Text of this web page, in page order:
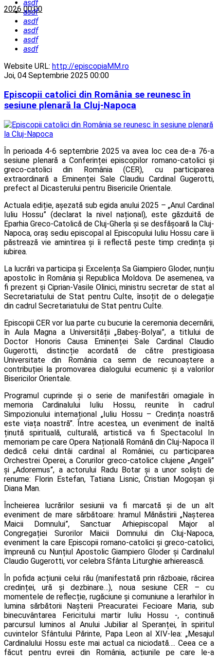
2026 00:00
asdf
asdf
asdf
asdf
asdf
asdf
Website URL: http://episcopiaMM.ro
Joi, 04 Septembrie 2025 00:00
Episcopii catolici din România se reunesc în
sesiune plenară la Cluj-Napoca
În perioada 4-6 septembrie 2025 va avea loc cea de-a 76-a
sesiune plenară a Conferinței episcopilor romano-catolici și
greco-catolici din România (CER), cu participarea
extraordinară a Eminenței Sale Claudiu Cardinal Gugerotti,
prefect al Dicasterului pentru Bisericile Orientale.
Actuala ediție, așezată sub egida anului 2025 – „Anul Cardinal
Iuliu Hossu” (declarat la nivel național), este găzduită de
Eparhia Greco-Catolică de Cluj-Gherla și se desfășoară la Cluj-
Napoca, oraș sediu episcopal al Episcopului Iuliu Hossu care îi
păstrează vie amintirea și îi reflectă peste timp credința și
iubirea.
La lucrări va participa şi Excelența Sa Giampiero Gloder, nunțiu
apostolic în România și Republica Moldova. De asemenea, va
fi prezent și Ciprian-Vasile Olinici, ministru secretar de stat al
Secretariatului de Stat pentru Culte, însoțit de o delegație
din cadrul Secretariatului de Stat pentru Culte.
Episcopii CER vor lua parte cu bucurie la ceremonia decernării,
în Aula Magna a Universității „Babeș-Bolyai”, a titlului de
Doctor Honoris Causa Eminenței Sale Cardinal Claudio
Gugerotti, distincție acordată de către prestigioasa
Universitate din România ca semn de recunoaștere a
contribuției la promovarea dialogului ecumenic și a valorilor
Bisericilor Orientale.
Programul cuprinde și o serie de manifestări omagiale în
memoria Cardinalului Iuliu Hossu, reunite în cadrul
Simpozionului internațional „Iuliu Hossu – Credința noastră
este viața noastră”. Între acestea, un eveniment de înaltă
ținută spirituală, culturală, artistică va fi Spectacolul In
memoriam pe care Opera Națională Română din Cluj-Napoca îl
dedică celui dintâi cardinal al României, cu participarea
Orchestrei Operei, a Corurilor greco-catolice clujene „Angeli”
și „Adoremus”, a actorului Radu Botar și a unor soliști de
renume: Florin Estefan, Tatiana Lisnic, Cristian Mogoșan și
Diana Man.
Încheierea lucrărilor sesiunii va fi marcată și de un alt
eveniment de mare sărbătoare: hramul Mănăstirii „Nașterea
Maicii Domnului”, Sanctuar Arhiepiscopal Major al
Congregației Surorilor Maicii Domnului din Cluj-Napoca,
eveniment la care Episcopii romano-catolici și greco-catolici,
împreună cu Nunțiul Apostolic Giampiero Gloder și Cardinalul
Claudio Gugerotti, vor celebra Sfânta Liturghie arhierească.
În pofida acțiunii celui rău (manifestată prin războaie, răcirea
credinței, ură și dezbinare…), noua sesiune CER – cu
momentele de reflecție, rugăciune și comuniune a Ierarhilor în
lumina sărbătorii Nașterii Preacuratei Fecioare Maria, sub
binecuvântarea Fericitului martir Iuliu Hossu -, continuă
parcursul luminos al Anului Jubiliar al Speranței, în spiritul
cuvintelor Sfântului Părinte, Papa Leon al XIV-lea: „Mesajul
Cardinalului Hossu este mai actual ca niciodată…. Ceea ce a
făcut pentru evreii din România, acțiunile pe care le-a